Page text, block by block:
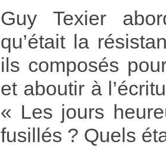
Guy Texier
qu’était la
ils composés
et aboutir à
« Les jours
fusillés ? Quels